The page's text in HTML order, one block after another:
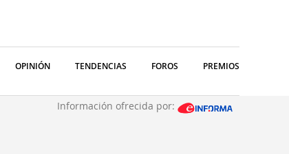
OPINIÓN TENDENCIAS FOROS PREMIOS
Información ofrecida por: